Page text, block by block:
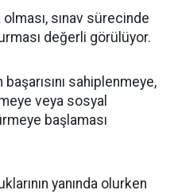
sınav sürecinde
değerli görülüyor.
sahiplenmeye,
veya sosyal
başlaması
yanında olurken